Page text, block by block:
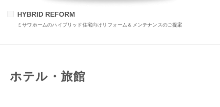
HYBRID REFORM
ミサワホームのハイブリッド住宅向けリフォーム＆メンテナンスのご提案
ホテル・旅館